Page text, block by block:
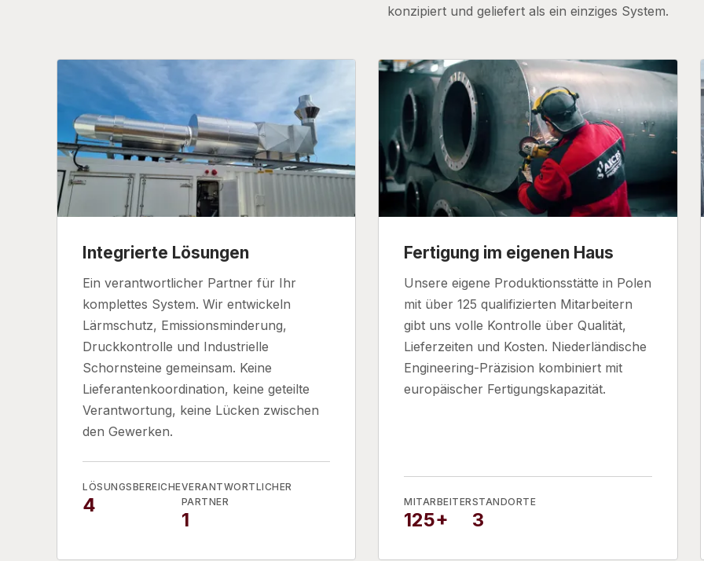
konzipiert und geliefert als ein einziges System.
Integrierte Lösungen
Ein verantwortlicher Partner für Ihr
komplettes System. Wir entwickeln
Lärmschutz, Emissionsminderung,
Druckkontrolle und Industrielle
Schornsteine gemeinsam. Keine
Lieferantenkoordination, keine geteilte
Verantwortung, keine Lücken zwischen
den Gewerken.
LÖSUNGSBEREICHE
4
VERANTWORTLICHER
PARTNER
1
Fertigung im eigenen Haus
Unsere eigene Produktionsstätte in Polen
mit über 125 qualifizierten Mitarbeitern
gibt uns volle Kontrolle über Qualität,
Lieferzeiten und Kosten. Niederländische
Engineering-Präzision kombiniert mit
europäischer Fertigungskapazität.
MITARBEITER
125+
STANDORTE
3